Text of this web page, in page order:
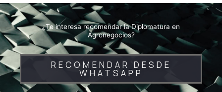
¿Te interesa recomendar la Diplomatura en
Agronegocios?
RECOMENDAR DESDE
WHATSAPP